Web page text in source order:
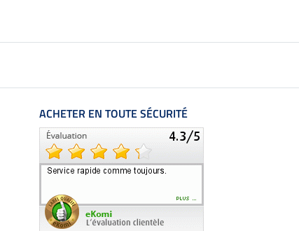
ACHETER EN TOUTE SÉCURITÉ